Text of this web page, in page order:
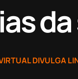
DIVULGA